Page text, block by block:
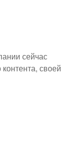
сейчас
своей